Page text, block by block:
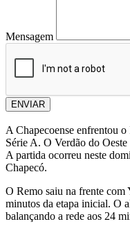
Mensagem
ENVIAR
A Chapecoense enfrentou
Série A. O Verdão do
A partida ocorreu neste
Chapecó.
O Remo saiu na frente com
minutos da etapa inicial. O
balançando a rede aos 24